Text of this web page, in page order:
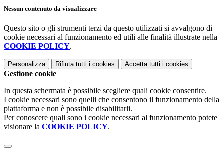
Nessun contenuto da visualizzare
Questo sito o gli strumenti terzi da questo utilizzati si avvalgono di
cookie necessari al funzionamento ed utili alle finalità illustrate nella
COOKIE POLICY.
Personalizza Rifiuta tutti i cookies Accetta tutti i cookies
Gestione cookie
In questa schermata è possibile scegliere quali cookie consentire.
I cookie necessari sono quelli che consentono il funzionamento della
piattaforma e non è possibile disabilitarli.
Per conoscere quali sono i cookie necessari al funzionamento potete
visionare la COOKIE POLICY.